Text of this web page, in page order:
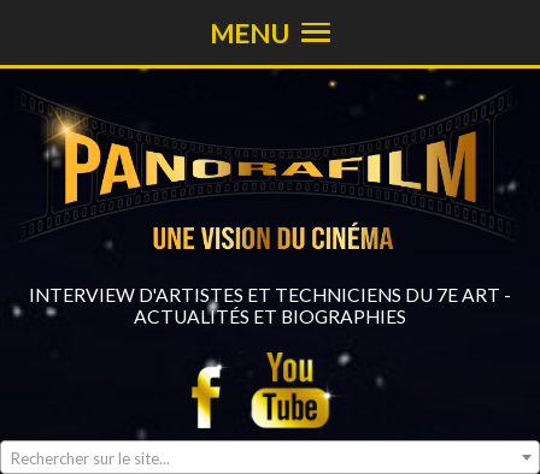
INTERVIEW D'ARTISTES ET TECHNICIENS DU 7E ART -
ACTUALITÉS ET BIOGRAPHIES
Rechercher sur le site...
MENU